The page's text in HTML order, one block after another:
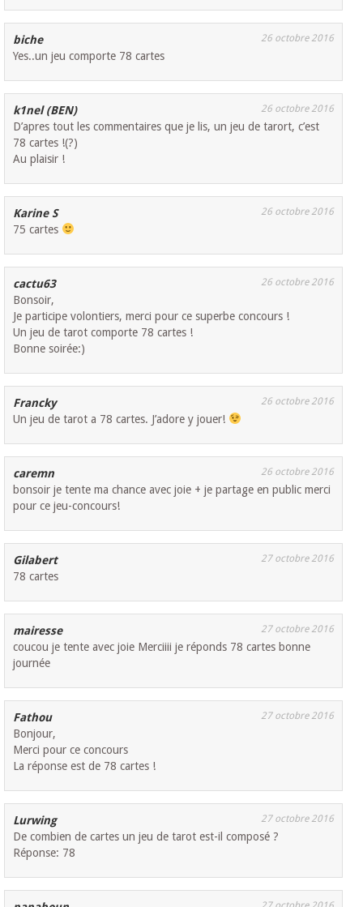
biche 26 octobre 2016
Yes..un jeu comporte 78 cartes
k1nel (BEN) 26 octobre 2016
D’apres tout les commentaires que je lis, un jeu de tarort, c’est
78 cartes !(?)
Au plaisir !
Karine S 26 octobre 2016
75 cartes
cactu63 26 octobre 2016
Bonsoir,
Je participe volontiers, merci pour ce superbe concours !
Un jeu de tarot comporte 78 cartes !
Bonne soirée:)
Francky 26 octobre 2016
Un jeu de tarot a 78 cartes. J’adore y jouer!
caremn 26 octobre 2016
bonsoir je tente ma chance avec joie + je partage en public merci
pour ce jeu-concours!
Gilabert 27 octobre 2016
78 cartes
mairesse 27 octobre 2016
coucou je tente avec joie Merciiii je réponds 78 cartes bonne
journée
Fathou 27 octobre 2016
Bonjour,
Merci pour ce concours
La réponse est de 78 cartes !
Lurwing 27 octobre 2016
De combien de cartes un jeu de tarot est-il composé ?
Réponse: 78